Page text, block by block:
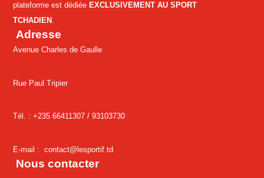
plateforme est dédiée EXCLUSIVEMENT AU SPORT
TCHADIEN .
Adresse
Avenue Charles de Gaulle
Rue Paul Tripier
Tél. : +235 66411307 /93103730
E-mail :contact@lesportif.td
Nous contacter